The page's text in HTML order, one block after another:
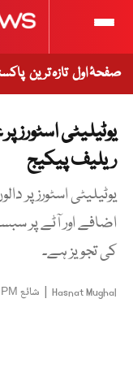
صفحۂ اول تازہ ترین
یوٹیلیٹی اسٹورز
ریلیف پیکیج
اضافے اور آٹے پر
کی تجویز ہے۔
Hasnat Mughal
| شائع